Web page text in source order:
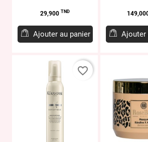
Prix
29,900 TND
Ajouter au panier
Prix
Ajouter
favorite_border